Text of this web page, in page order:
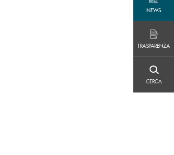
NEWS
TRASPARENZA
CERCA